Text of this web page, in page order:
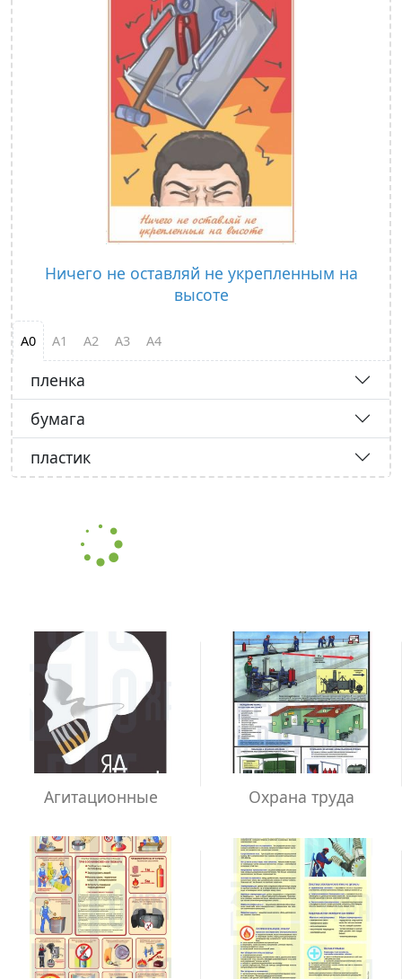
Ничего не оставляй не укрепленным на
высоте
А0 А1 А2 А3 А4
пленка
бумага
пластик
Агитационные Охрана труда